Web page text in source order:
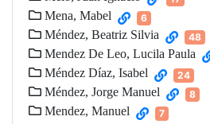
Mena, Mabel 6
Méndez, Beatriz Silvia 48
Mendez De Leo, Lucila Paula
Méndez Díaz, Isabel 24
Méndez, Jorge Manuel 8
Mendez, Manuel 7